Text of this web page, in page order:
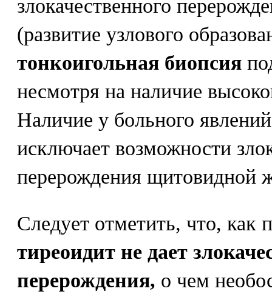
злокачественного
(развитие узлового
тонкоигольная биопсия
несмотря на наличие
Наличие у больного
исключает возможности
перерождения щитовидной
Следует отметить, что, как
тиреоидит не дает
перерождения, о чем